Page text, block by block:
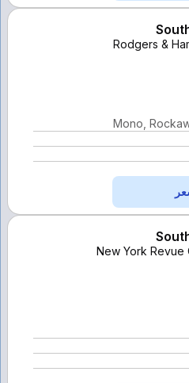
Rodgers &
Mono,
New York Revue